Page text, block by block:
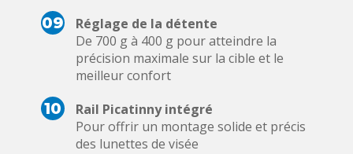
09
Réglage de la détente
De 700 g à 400 g pour atteindre la
précision maximale sur la cible et le
meilleur confort
10
Rail Picatinny intégré
Pour offrir un montage solide et précis
des lunettes de visée